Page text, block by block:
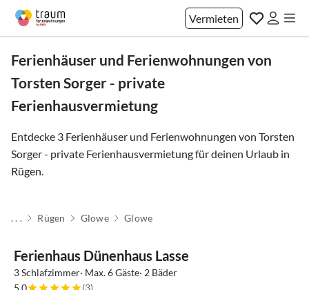
Vermieten
Ferienhäuser und Ferienwohnungen von
Torsten Sorger - private
Ferienhausvermietung
Entdecke 3 Ferienhäuser und Ferienwohnungen von Torsten
Sorger - private Ferienhausvermietung für deinen Urlaub in
Rügen.
. . . Rügen Glowe Glowe
Ferienhaus Dünenhaus Lasse
3 Schlafzimmer· Max. 6 Gäste· 2 Bäder
5.0
(3)